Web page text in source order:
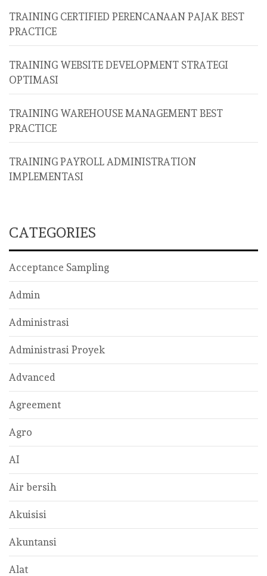
TRAINING CERTIFIED PERENCANAAN PAJAK BEST
PRACTICE
TRAINING WEBSITE DEVELOPMENT STRATEGI
OPTIMASI
TRAINING WAREHOUSE MANAGEMENT BEST
PRACTICE
TRAINING PAYROLL ADMINISTRATION
IMPLEMENTASI
CATEGORIES
Acceptance Sampling
Admin
Administrasi
Administrasi Proyek
Advanced
Agreement
Agro
AI
Air bersih
Akuisisi
Akuntansi
Alat